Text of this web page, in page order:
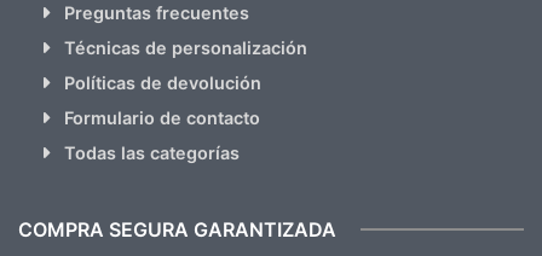
Preguntas frecuentes
Técnicas de personalización
Políticas de devolución
Formulario de contacto
Todas las categorías
COMPRA SEGURA GARANTIZADA